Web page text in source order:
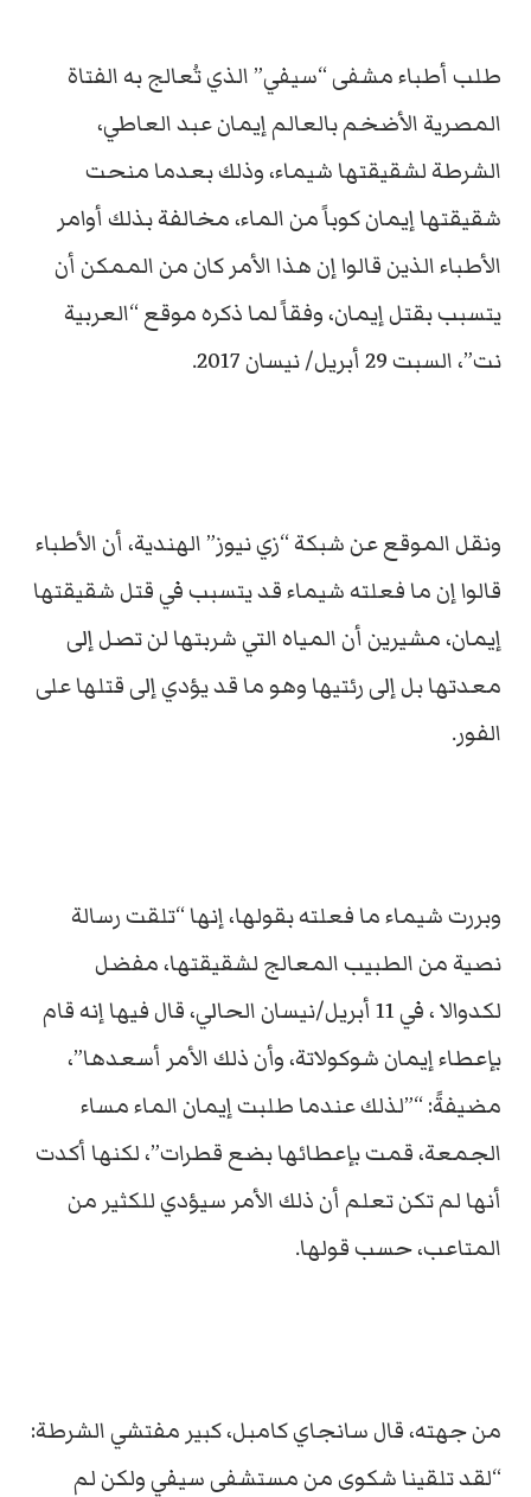
طلب أطباء مشفى “سيفي” الذي تُعالج به الفتاة
المصرية الأضخم بالعالم إيمان عبد العاطي،
الشرطة لشقيقتها شيماء، وذلك بعدما منحت
شقيقتها إيمان كوباً من الماء، مخالفة بذلك أوامر
الأطباء الذين قالوا إن هذا الأمر كان من الممكن أن
يتسبب بقتل إيمان، وفقاً لما ذكره موقع “العربية
نت”، السبت 29 أبريل/ نيسان 2017.
ونقل الموقع عن شبكة “زي نيوز” الهندية، أن الأطباء
قالوا إن ما فعلته شيماء قد يتسبب في قتل شقيقتها
إيمان، مشيرين أن المياه التي شربتها لن تصل إلى
معدتها بل إلى رئتيها وهو ما قد يؤدي إلى قتلها على
الفور.
وبررت شيماء ما فعلته بقولها، إنها “تلقت رسالة
نصية من الطبيب المعالج لشقيقتها، مفضل
لكدوالا ، في 11 أبريل/نيسان الحالي، قال فيها إنه قام
بإعطاء إيمان شوكولاتة، وأن ذلك الأمر أسعدها”،
مضيفةً: “”لذلك عندما طلبت إيمان الماء مساء
الجمعة، قمت بإعطائها بضع قطرات”، لكنها أكدت
أنها لم تكن تعلم أن ذلك الأمر سيؤدي للكثير من
المتاعب، حسب قولها.
من جهته، قال سانجاي كامبل، كبير مفتشي الشرطة:
“لقد تلقينا شكوى من مستشفى سيفي ولكن لم